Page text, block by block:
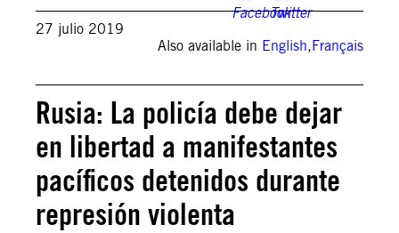
27 julio 2019
Also available in English,Français
Rusia: La policía debe dejar
en libertad a manifestantes
pacíficos detenidos durante
represión violenta